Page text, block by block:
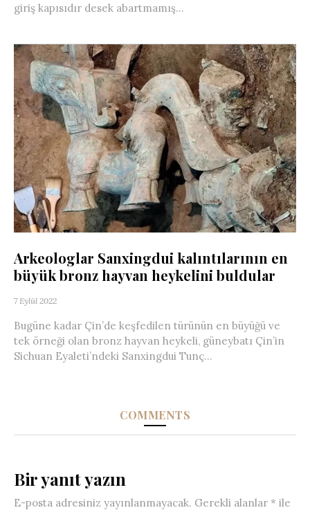
giriş kapısıdır desek abartmamış...
Arkeologlar Sanxingdui kalıntılarının en
büyük bronz hayvan heykelini buldular
7 Eylül 2022
Bugüne kadar Çin’de keşfedilen türünün en büyüğü ve
tek örneği olan bronz hayvan heykeli, güneybatı Çin’in
Sichuan Eyaleti’ndeki Sanxingdui Tunç...
COMMENTS
Bir yanıt yazın
E-posta adresiniz yayınlanmayacak. Gerekli alanlar * ile